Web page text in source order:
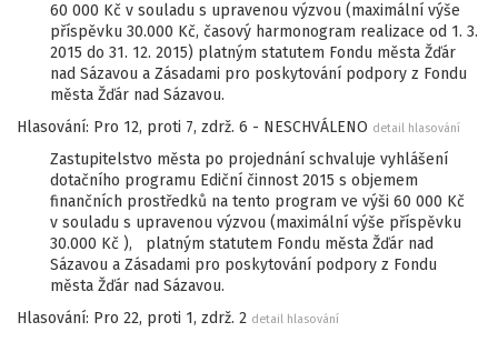
60 000 Kč v souladu s upravenou výzvou (maximální výše
příspěvku 30.000 Kč, časový harmonogram realizace od 1. 3.
2015 do 31. 12. 2015) platným statutem Fondu města Žďár
nad Sázavou a Zásadami pro poskytování podpory z Fondu
města Žďár nad Sázavou.
Hlasování: Pro 12, proti 7, zdrž. 6 - NESCHVÁLENO detail hlasování
Zastupitelstvo města po projednání schvaluje vyhlášení
dotačního programu Ediční činnost 2015 s objemem
finančních prostředků na tento program ve výši 60 000 Kč
v souladu s upravenou výzvou (maximální výše příspěvku
30.000 Kč ), platným statutem Fondu města Žďár nad
Sázavou a Zásadami pro poskytování podpory z Fondu
města Žďár nad Sázavou.
Hlasování: Pro 22, proti 1, zdrž. 2 detail hlasování